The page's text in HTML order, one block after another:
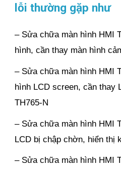
lỗi thường gặp như
– Sửa chữa màn hình HMI
hình, cần thay màn hình
– Sửa chữa màn hình HMI
hình LCD screen, cần thay
TH765-N
– Sửa chữa màn hình HMI
LCD bị chập chờn, hiển thị
– Sửa chữa màn hình HMI